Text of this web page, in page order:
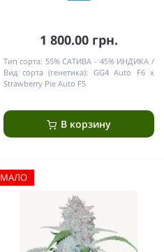
1 800.00 грн.
Тип сорта: 55% САТИВА - 45% ИНДИКА
Вид сорта (генетика): GG4 Auto F6 x
Strawberry Pie Auto F5
В корзину
МАЛО